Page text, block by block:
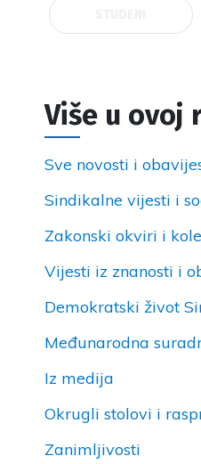
Više u ovoj
Sve novosti i
Sindikalne vijesti i
Zakonski okviri i
Vijesti iz znanosti i
Demokratski život
Međunarodna
Iz medija
Okrugli stolovi i
Zanimljivosti